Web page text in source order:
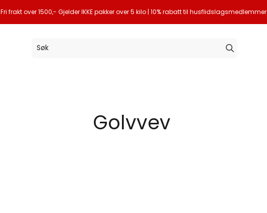
Fri frakt over 1500,- Gjelder IKKE pakker over 5 kilo | 10% rabatt til husflidslagsmedlemmer
Golvvev